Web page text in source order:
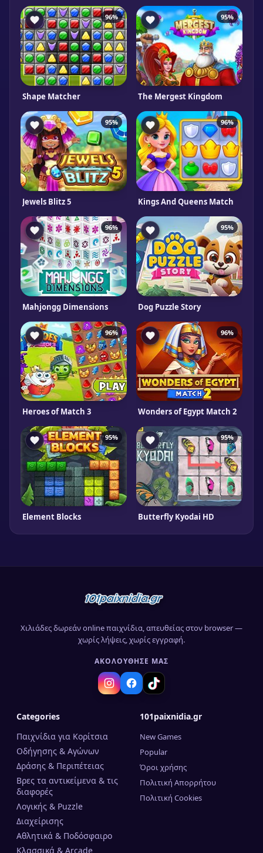
96%
Shape Matcher
95%
The Mergest Kingdom
95%
Jewels Blitz 5
96%
Kings And Queens Match
96%
Mahjongg Dimensions
95%
Dog Puzzle Story
96%
Heroes of Match 3
96%
Wonders of Egypt Match 2
95%
Element Blocks
95%
Butterfly Kyodai HD
Χιλιάδες δωρεάν online παιχνίδια, απευθείας στον browser —
χωρίς λήψεις, χωρίς εγγραφή.
ΑΚΟΛΟΎΘΗΣΈ ΜΑΣ
Categories
Παιχνίδια για Κορίτσια
Οδήγησης & Αγώνων
Δράσης & Περιπέτειας
Βρες τα αντικείμενα & τις
διαφορές
Λογικής & Puzzle
Διαχείρισης
Αθλητικά & Ποδόσφαιρο
Κλασσικά & Arcade
101paixnidia.gr
New Games
Popular
Όροι χρήσης
Πολιτική Απορρήτου
Πολιτική Cookies